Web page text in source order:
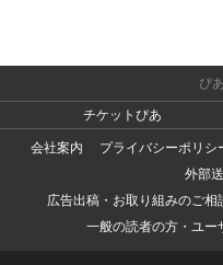
ぴ
チケットぴあ
会社案内
プライバシーポリシ
外部
広告出稿・お取り組みのご
一般の読者の方・ユー